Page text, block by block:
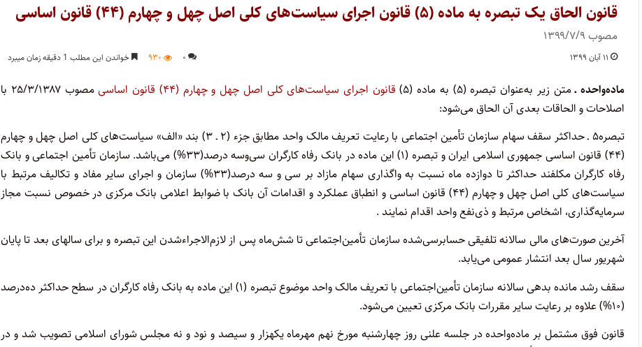
قانون الحاق یک تبصره به ماده (۵) قانون اجرای سیاست‌های کلی اصل چهل و چهارم (۴۴) قانون اساسی
مصوب ۱۳۹۹/۷/۹
۱۱ آبان ۱۳۹۹ ۰ ۹۳۰ خواندن این مطلب 1 دقیقه زمان میبرد
ماده‌واحده ـمتن زیر به‌عنوان تبصره (۵) به ماده (۵) قانون اجرای سیاست‌های کلی اصل چهل و چهارم (۴۴) قانون اساسی
مصوب ۲۵/۳/۱۳۸۷ با
اصلاحات و الحاقات بعدی آن الحاق می‌شود:
تبصره۵ ـ حداکثر سقف سهام سازمان تأمین اجتماعی با رعایت تعریف مالک واحد مطابق جزء (۲ ـ ۳) بند «الف» سیاست‌های کلی اصل چهل و چهارم
(۴۴) قانون اساسی جمهوری اسلامی ایران و تبصره (۱) این ماده در بانک رفاه کارگران سی‌وسه ‌درصد(۳۳%) می‌باشد. سازمان تأمین اجتماعی و بانک
رفاه کارگران مکلفند حداکثر تا دوازده ماه نسبت به واگذاری سهام مازاد بر سی و سه درصد(۳۳%) سازمان و اجرای سایر مفاد و تکالیف مرتبط با
سیاست‌های کلی اصل چهل و چهارم (۴۴) قانون اساسی و انطباق عملکرد و اقدامات آن بانک با ضوابط اعلامی بانک مرکزی در خصوص نسبت مجاز
سرمایه‌گذاری، اشخاص مرتبط و ذی‌نفع واحد اقدام نمایند .
آخرین صورت‌های مالی سالانه تلفیقی حسابرسی‌شده سازمان تأمین‌اجتماعی تا شش‌ماه پس از لازم‌الاجراءشدن این تبصره و برای سالهای بعد تا پایان
شهریور سال بعد انتشار عمومی می‌یابد.
سقف رشد مانده بدهی سالانه سازمان تأمین‌اجتماعی با تعریف مالک واحد موضوع تبصره (۱) این ماده به بانک رفاه کارگران در سطح حداکثر ده‌درصد
(۱۰%) علاوه بر رعایت سایر مقررات بانک مرکزی تعیین می‌شود.
قانون فوق مشتمل بر ماده‌واحده در جلسه علنی روز چهارشنبه مورخ نهم مهرماه یکهزار و سیصد و نود و نه مجلس شورای اسلامی ‌تصویب شد و در